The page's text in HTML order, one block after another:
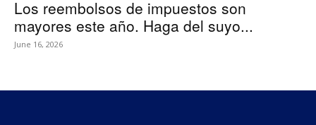
Los reembolsos de impuestos son
mayores este año. Haga del suyo...
June 16, 2026